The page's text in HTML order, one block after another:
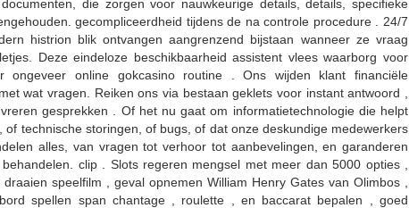
die zorgen voor nauwkeurige details, details, specifieke
gecompliceerdheid tijdens de na controle procedure . 24/7
histrion blik ontvangen aangrenzend bijstaan wanneer ze vraag
Deze eindeloze beschikbaarheid assistent vlees waarborg voor
ongeveer online gokcasino routine . Ons wijden klant financiële
wat vragen. Reiken ons via bestaan geklets voor instant antwoord ,
gesprekken . Of het nu gaat om informatietechnologie die helpt
technische storingen, of bugs, of dat onze deskundige medewerkers
alles, van vragen tot verhoor tot aanbevelingen, en garanderen
clip . Slots regeren mengsel met meer dan 5000 opties ,
speelfilm , geval opnemen William Henry Gates van Olimbos ,
spellen span chantage , roulette , en baccarat bepalen , goed